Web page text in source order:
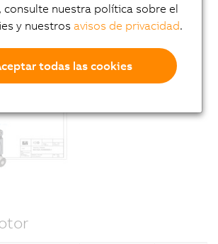
nuestra política sobre el
y nuestrosavisos de privacidad.
todas las cookies